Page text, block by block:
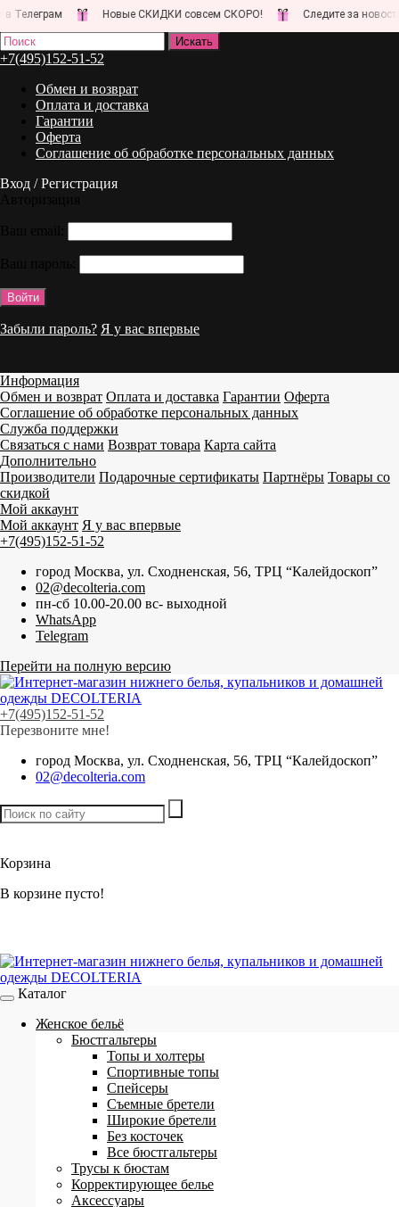
Новые СКИДКИ совсем СКОРО! Следите за новостями на
+7(495)152-51-52
Обмен и возврат
Оплата и доставка
Гарантии
Оферта
Соглашение об обработке персональных данных
Вход / Регистрация
Забыли пароль? Я у вас впервые
Информация
Обмен и возврат Оплата и доставка Гарантии Оферта
Соглашение об обработке персональных данных
Служба поддержки
Связаться с нами Возврат товара Карта сайта
Дополнительно
Производители Подарочные сертификаты Партнёры Товары со
скидкой
Мой аккаунт
Мой аккаунт Я у вас впервые
+7(495)152-51-52
город Москва, ул. Сходненская, 56, ТРЦ “Калейдоскоп”
02@decolteria.com
пн-сб 10.00-20.00 вс- выходной
WhatsApp
Telegram
Перейти на полную версию
+7(495)152-51-52
Перезвоните мне!
город Москва, ул. Сходненская, 56, ТРЦ “Калейдоскоп”
02@decolteria.com
Корзина
В корзине пусто!
Каталог
Женское бельё
Бюстгальтеры
Топы и холтеры
Спортивные топы
Спейсеры
Съемные бретели
Широкие бретели
Без косточек
Все бюстгальтеры
Трусы к бюстам
Корректирующее белье
Аксессуары